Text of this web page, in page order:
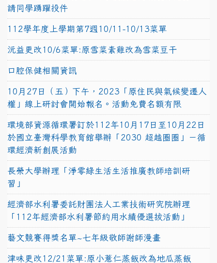
請同學踴躍投件
112學年度上學期第7週10/11-10/13菜單
沅益更改10/6菜單:原雪菜素雞改為雪菜豆干
口腔保健相關資訊
10月27日（五）下午，2023「原住民與氣候變遷人
權」線上研討會開始報名。活動免費名額有限
環境部資源循環署訂於112年10月17日至10月22日
於國立臺灣科學教育館舉辦「2030 超越圈圈」－循
環經濟新創展活動
長榮大學辦理「淨零綠生活生活推廣教師培訓研
習」
經濟部水利署委託財團法人工業技術研究院辦理
「112年經濟部水利署節約用水績優選拔活動」
藝文競賽得獎名單~七年級敬師謝師漫畫
津味更改12/21菜單:原小薏仁蒸飯改為地瓜蒸飯